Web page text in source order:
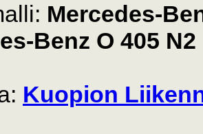
Mercedes-
Benz O 405 N2
Kuopion